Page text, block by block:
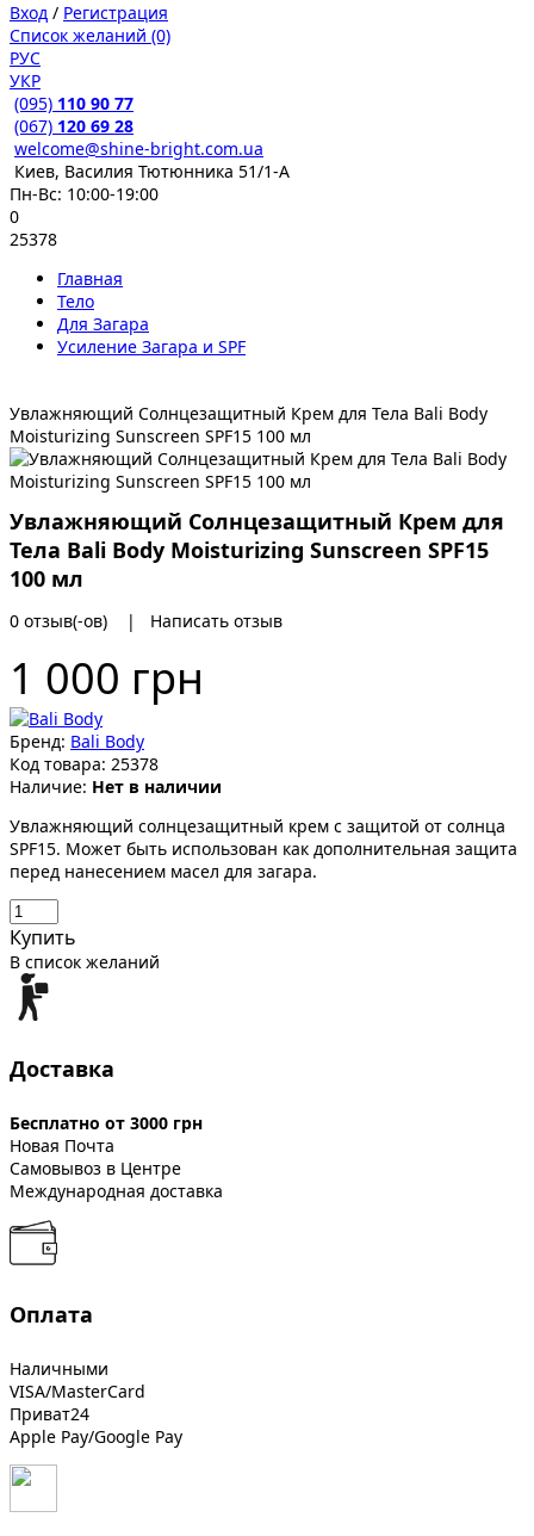
Вход / Регистрация
Список желаний (0)
РУС
УКР
(095) 110 90 77
(067) 120 69 28
welcome@shine-bright.com.ua
Киев, Василия Тютюнника 51/1-А
Пн-Вс: 10:00-19:00
0
25378
Главная
Тело
Для Загара
Усиление Загара и SPF
Увлажняющий Солнцезащитный Крем для Тела Bali Body
Moisturizing Sunscreen SPF15 100 мл
Увлажняющий Солнцезащитный Крем для
Тела Bali Body Moisturizing Sunscreen SPF15
100 мл
0 отзыв(-ов) | Написать отзыв
1 000 грн
Бренд: Bali Body
Код товара: 25378
Наличие: Нет в наличии
Увлажняющий солнцезащитный крем с защитой от солнца
SPF15. Может быть использован как дополнительная защита
перед нанесением масел для загара.
Купить
В список желаний
Доставка
Бесплатно от 3000 грн
Новая Почта
Самовывоз в Центре
Международная доставка
Оплата
Наличными
VISA/MasterCard
Приват24
Apple Pay/Google Pay